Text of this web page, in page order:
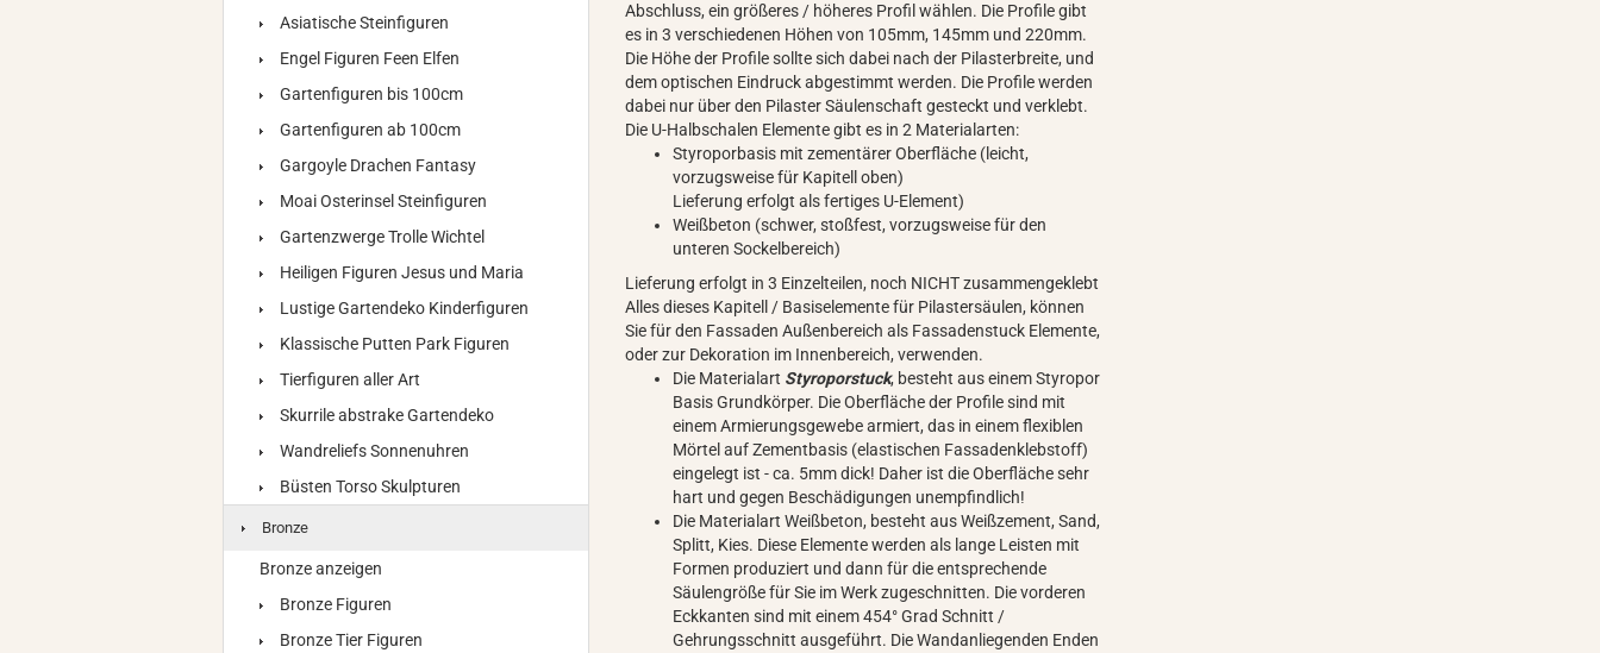
Abschluss, ein größeres / höheres Profil wählen. Die Profile gibt
es in 3 verschiedenen Höhen von 105mm, 145mm und 220mm.
Die Höhe der Profile sollte sich dabei nach der Pilasterbreite, und
dem optischen Eindruck abgestimmt werden. Die Profile werden
dabei nur über den Pilaster Säulenschaft gesteckt und verklebt.
Die U-Halbschalen Elemente gibt es in 2 Materialarten:
Styroporbasis mit zementärer Oberfläche (leicht,
vorzugsweise für Kapitell oben)
Lieferung erfolgt als fertiges U-Element)
Weißbeton (schwer, stoßfest, vorzugsweise für den
unteren Sockelbereich)
Lieferung erfolgt in 3 Einzelteilen, noch NICHT zusammengeklebt
Alles dieses Kapitell / Basiselemente für Pilastersäulen, können
Sie für den Fassaden Außenbereich als Fassadenstuck Elemente,
oder zur Dekoration im Innenbereich, verwenden.
Die Materialart Styroporstuck, besteht aus einem Styropor
Basis Grundkörper. Die Oberfläche der Profile sind mit
einem Armierungsgewebe armiert, das in einem flexiblen
Mörtel auf Zementbasis (elastischen Fassadenklebstoff)
eingelegt ist - ca. 5mm dick! Daher ist die Oberfläche sehr
hart und gegen Beschädigungen unempfindlich!
Die Materialart Weißbeton, besteht aus Weißzement, Sand,
Splitt, Kies. Diese Elemente werden als lange Leisten mit
Formen produziert und dann für die entsprechende
Säulengröße für Sie im Werk zugeschnitten. Die vorderen
Eckkanten sind mit einem 454° Grad Schnitt /
Gehrungsschnitt ausgeführt. Die Wandanliegenden Enden
Asiatische Steinfiguren
Engel Figuren Feen Elfen
Gartenfiguren bis 100cm
Gartenfiguren ab 100cm
Gargoyle Drachen Fantasy
Moai Osterinsel Steinfiguren
Gartenzwerge Trolle Wichtel
Heiligen Figuren Jesus und Maria
Lustige Gartendeko Kinderfiguren
Klassische Putten Park Figuren
Tierfiguren aller Art
Skurrile abstrake Gartendeko
Wandreliefs Sonnenuhren
Büsten Torso Skulpturen
Bronze
Bronze anzeigen
Bronze Figuren
Bronze Tier Figuren